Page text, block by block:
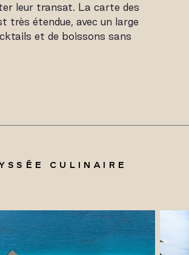
leur transat. La carte des
très étendue, avec un large
et de boissons sans
CULINAIRE